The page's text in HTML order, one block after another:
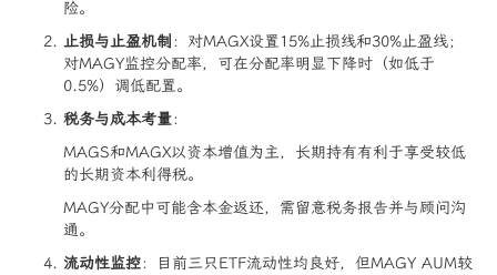
险。
止损与止盈机制 ：对MAGX设置15%止损线和30%止盈线；
对MAGY监控分配率，可在分配率明显下降时（如低于
0.5%）调低配置。
税务与成本考量：
MAGS和MAGX以资本增值为主，长期持有有利于享受较低
的长期资本利得税。
MAGY分配中可能含本金返还，需留意税务报告并与顾问沟
通。
流动性监控：目前三只ETF流动性均良好，但MAGY AUM较